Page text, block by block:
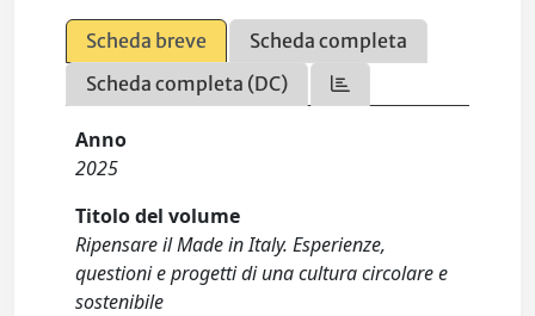
Scheda breve
Scheda completa
Scheda completa (DC)
Anno
2025
Titolo del volume
Ripensare il Made in Italy. Esperienze,
questioni e progetti di una cultura circolare e
sostenibile